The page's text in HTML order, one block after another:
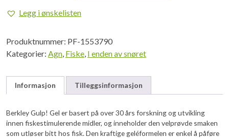
on
50ml
Tube
Legg i ønskelisten
Produktnummer: PF-1553790
Kategorier: Agn, Fiske, I enden av snøret
Informasjon Tilleggsinformasjon
Berkley Gulp! Gel er basert på over 30 års forskning og utvikling
innen fiskestimulerende midler, og inneholder den velprøvde smaken
som utløser bitt hos fisk. Den kraftige geléformelen er enkel å påføre